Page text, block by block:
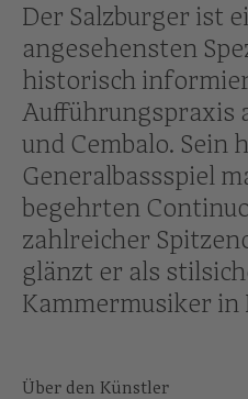
Der Salzburger ist
angesehensten
historisch
Aufführungspraxis
und Cembalo. Sein
Generalbassspiel
begehrten
zahlreicher
glänzt er als
Kammermusiker in
Über den Künstler